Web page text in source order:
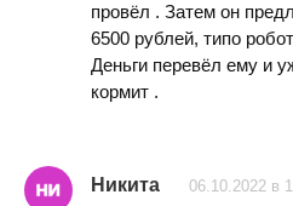
провёл . Затем он
6500 рублей, типо
Деньги перевёл ему и
кормит .
Никита 06.10.2022 в